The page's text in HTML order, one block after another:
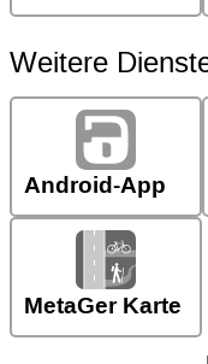
Weitere
Android-App
MetaGer Karte